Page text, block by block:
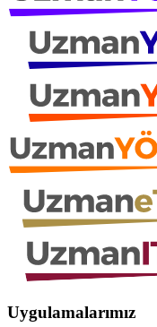
Uygulamalarımız